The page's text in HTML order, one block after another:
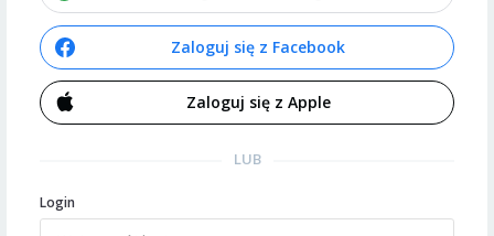
Zaloguj się z Facebook
Zaloguj się z Apple
LUB
Login